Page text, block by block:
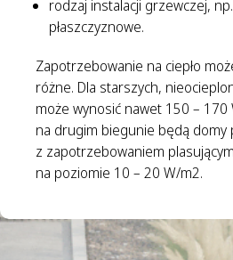
rodzaj instalacji grzewczej,
płaszczyznowe.
Zapotrzebowanie na ciepło
różne. Dla starszych,
może wynosić nawet 150 – 170
na drugim biegunie będą domy
z zapotrzebowaniem
na poziomie 10 – 20 W/m2.